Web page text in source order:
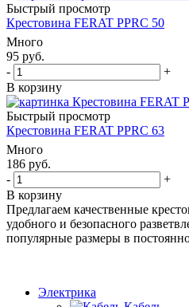
Быстрый просмотр
Крестовина FERAT PPRC 50
Много
95 руб.
-
+
В корзину
Быстрый просмотр
Крестовина FERAT PPRC 63
Много
186 руб.
-
+
В корзину
Предлагаем качественные
удобного и безопасного
популярные размеры в
Электрика